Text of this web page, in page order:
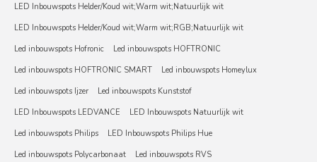
LED Inbouwspots Helder/Koud wit;Warm wit;Natuurlijk wit
LED Inbouwspots Helder/Koud wit;Warm wit;RGB;Natuurlijk wit
Led inbouwspots Hofronic
Led inbouwspots HOFTRONIC
Led inbouwspots HOFTRONIC SMART
Led inbouwspots Homeylux
Led inbouwspots Ijzer
Led inbouwspots Kunststof
LED Inbouwspots LEDVANCE
LED Inbouwspots Natuurlijk wit
Led inbouwspots Philips
LED Inbouwspots Philips Hue
Led inbouwspots Polycarbonaat
Led inbouwspots RVS